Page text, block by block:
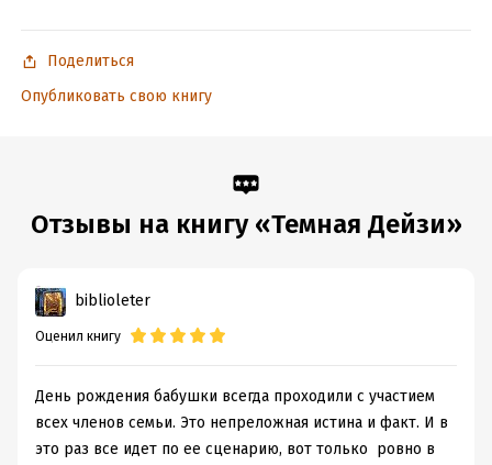
Поделиться
Опубликовать свою книгу
Отзывы на книгу «Темная Дейзи»
biblioleter
Оценил книгу
День рождения бабушки всегда проходили с участием
всех членов семьи. Это непреложная истина и факт. И в
это раз все идет по ее сценарию, вот только ровно в